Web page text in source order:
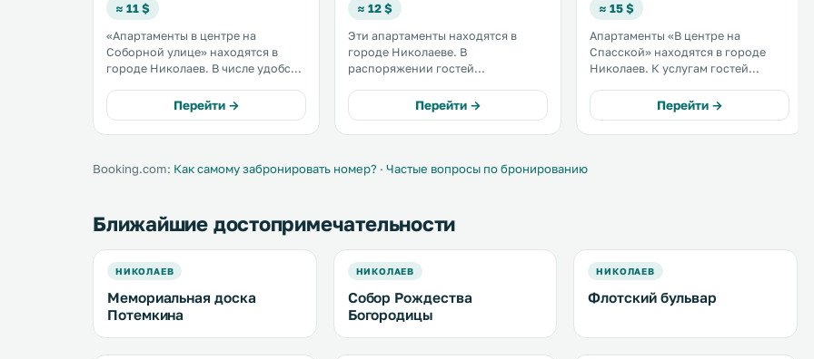
≈ 11 $
«Апартаменты в центре на
Соборной улице» находятся в
городе Николаев. В числе удобств
Перейти →
≈ 12 $
Эти апартаменты находятся в
городе Николаеве. В
распоряжении гостей
бесплатный Wi-Fi. В числе удобств
— собственная ванная комната и
кухня с духовкой, микроволновой
Перейти →
≈ 15 $
Апартаменты «В центре на
Спасской» находятся в городе
Николаев. К услугам гостей
кондиционер и балкон. .
Перейти →
Booking.com: Как самому забронировать номер? · Частые вопросы по бронированию
Ближайшие достопримечательности
НИКОЛАЕВ
Мемориальная доска
Потемкина
НИКОЛАЕВ
Собор Рождества
Богородицы
НИКОЛАЕВ
Флотский бульвар